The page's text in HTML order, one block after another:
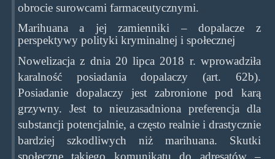
obrocie surowcami farmaceutycznymi.
Marihuana a jej zamienniki – dopalacze z
perspektywy polityki kryminalnej i społecznej
Nowelizacja z dnia 20 lipca 2018 r. wprowadziła
karalność posiadania dopalaczy (art. 62b).
Posiadanie dopalaczy jest zabronione pod karą
grzywny. Jest to nieuzasadniona preferencja dla
substancji potencjalnie, a często realnie i drastycznie
bardziej szkodliwych niż marihuana. Skutki
społeczne takiego komunikatu do adresatów –